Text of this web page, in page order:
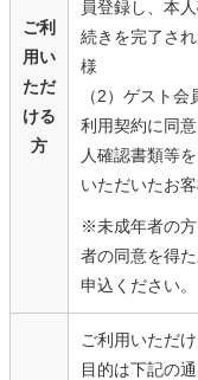
ご利
用い
ただ
ける
方
員登録し、本
続きを完了さ
様
（2）ゲスト会
利用契約に同
人確認書類等
いただいたお
※未成年者の
者の同意を得
申込ください。
ご利用いただ
目的は下記の